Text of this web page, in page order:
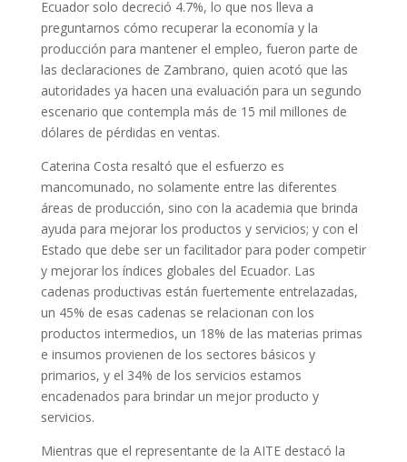
Ecuador solo decreció 4.7%, lo que nos lleva a
preguntarnos cómo recuperar la economía y la
producción para mantener el empleo, fueron parte de
las declaraciones de Zambrano, quien acotó que las
autoridades ya hacen una evaluación para un segundo
escenario que contempla más de 15 mil millones de
dólares de pérdidas en ventas.
Caterina Costa resaltó que el esfuerzo es
mancomunado, no solamente entre las diferentes
áreas de producción, sino con la academia que brinda
ayuda para mejorar los productos y servicios; y con el
Estado que debe ser un facilitador para poder competir
y mejorar los índices globales del Ecuador. Las
cadenas productivas están fuertemente entrelazadas,
un 45% de esas cadenas se relacionan con los
productos intermedios, un 18% de las materias primas
e insumos provienen de los sectores básicos y
primarios, y el 34% de los servicios estamos
encadenados para brindar un mejor producto y
servicios.
Mientras que el representante de la AITE destacó la